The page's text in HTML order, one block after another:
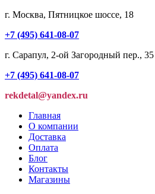
г. Москва, Пятницкое шоссе, 18
+7 (495) 641-08-07
г. Сарапул, 2-ой Загородный пер., 35
+7 (495) 641-08-07
rekdetal@yandex.ru
Главная
О компании
Доставка
Оплата
Блог
Контакты
Магазины